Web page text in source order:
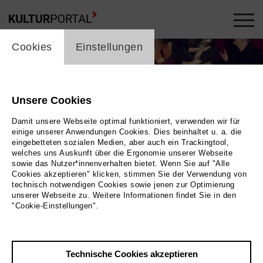
cookie_layer
Cookies Einstellungen
Unsere Cookies
Damit unsere Webseite optimal funktioniert, verwenden wir für
einige unserer Anwendungen Cookies. Dies beinhaltet u. a. die
eingebetteten sozialen Medien, aber auch ein Trackingtool,
welches uns Auskunft über die Ergonomie unserer Webseite
sowie das Nutzer*innenverhalten bietet. Wenn Sie auf "Alle
Cookies akzeptieren" klicken, stimmen Sie der Verwendung von
technisch notwendigen Cookies sowie jenen zur Optimierung
unserer Webseite zu. Weitere Informationen findet Sie in den
"Cookie-Einstellungen".
Technische Cookies akzeptieren